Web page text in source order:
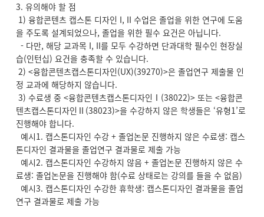
3. 유의해야 할 점
1) 융합콘텐츠 캡스톤 디자인 I, II 수업은 졸업을 위한 연구에 도움
을 주도록 설계되었으나, 졸업을 위한 필수 요건은 아닙니다.
- 다만, 해당 교과목 I, II를 모두 수강하면 단과대학 필수인 현장실
습(인턴십) 요건을 충족할 수 있습니다.
2) <융합콘텐츠캡스톤디자인(UX)(39270)>은 졸업연구 제출물 인
정 교과에 해당하지 않습니다.
3) 수료생 중 <융합콘텐츠캡스톤디자인Ⅰ(38022)> 또는 <융합콘
텐츠캡스톤디자인Ⅱ(38023)>을 수강하지 않은 학생들은 ‘유형1’로
진행해야 합니다.
예시1. 캡스톤디자인 수강 + 졸업논문 진행하지 않은 수료생: 캡스
톤디자인 결과물을 졸업연구 결과물로 제출 가능
예시2. 캡스톤디자인 수강하지 않음 + 졸업논문 진행하지 않은 수
료생: 졸업논문을 진행해야 함(수료 상태로는 강의를 들을 수 없음)
예시3. 캡스톤디자인 수강한 휴학생: 캡스톤디자인 결과물을 졸업
연구 결과물로 제출 가능